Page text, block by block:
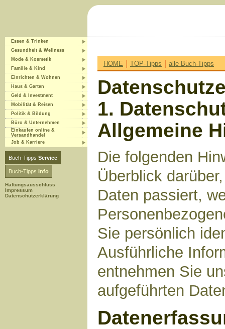
Essen & Trinken
Gesundheit & Wellness
Mode & Kosmetik
Familie & Kind
Einrichten & Wohnen
Haus & Garten
Geld & Investment
Mobilität & Reisen
Politik & Bildung
Büro & Unternehmen
Einkaufen online &
Versandhandel
Job & Karriere
Buch-Tipps Service
Buch-Tipps Info
Haftungsausschluss
Impressum
Datenschutzerklärung
HOME | TOP-Tipps | alle Buch-Tipps
1.
Allgemeine
Die folgenden
Überblick
Daten passiert,
Sie persönlich
Ausführliche
entnehmen Sie
aufgeführten